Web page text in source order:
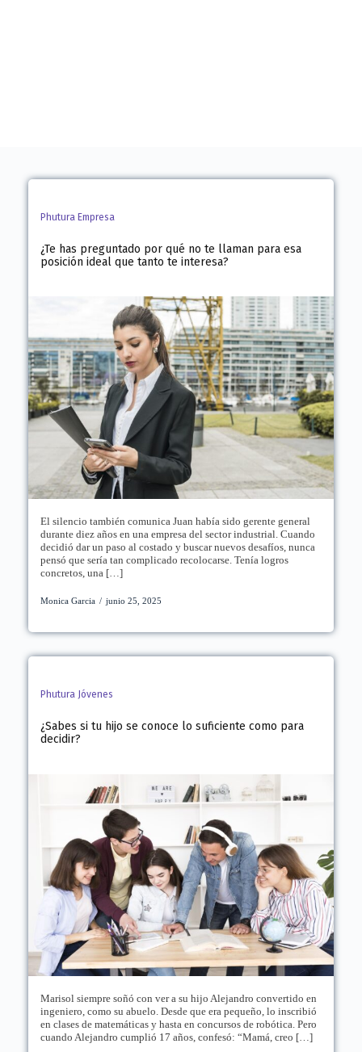
Phutura Empresa
¿Te has preguntado por qué no te llaman para esa
posición ideal que tanto te interesa?
El silencio también comunica Juan había sido gerente general
durante diez años en una empresa del sector industrial. Cuando
decidió dar un paso al costado y buscar nuevos desafíos, nunca
pensó que sería tan complicado recolocarse. Tenía logros
concretos, una […]
Monica Garcia / junio 25, 2025
Phutura Jóvenes
¿Sabes si tu hijo se conoce lo suficiente como para
decidir?
Marisol siempre soñó con ver a su hijo Alejandro convertido en
ingeniero, como su abuelo. Desde que era pequeño, lo inscribió
en clases de matemáticas y hasta en concursos de robótica. Pero
cuando Alejandro cumplió 17 años, confesó: “Mamá, creo […]